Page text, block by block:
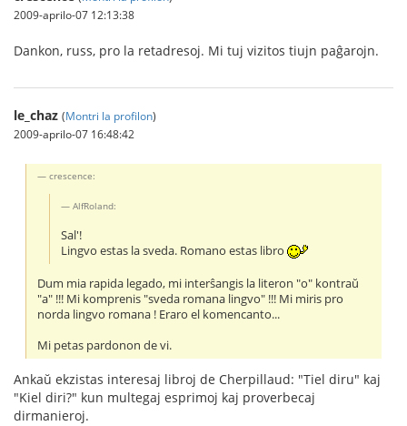
2009-aprilo-07 12:13:38
Dankon, russ, pro la retadresoj. Mi tuj vizitos tiujn paĝarojn.
le_chaz (Montri la profilon)
2009-aprilo-07 16:48:42
crescence:
AlfRoland:
Sal'!
Lingvo estas la sveda. Romano estas libro
Dum mia rapida legado, mi interŝangis la literon "o" kontraŭ
"a" !!! Mi komprenis "sveda romana lingvo" !!! Mi miris pro
norda lingvo romana ! Eraro el komencanto...
Mi petas pardonon de vi.
Ankaŭ ekzistas interesaj libroj de Cherpillaud: "Tiel diru" kaj
"Kiel diri?" kun multegaj esprimoj kaj proverbecaj
dirmanieroj.